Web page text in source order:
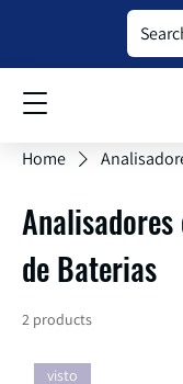
Home
de Baterias
2 products
visto